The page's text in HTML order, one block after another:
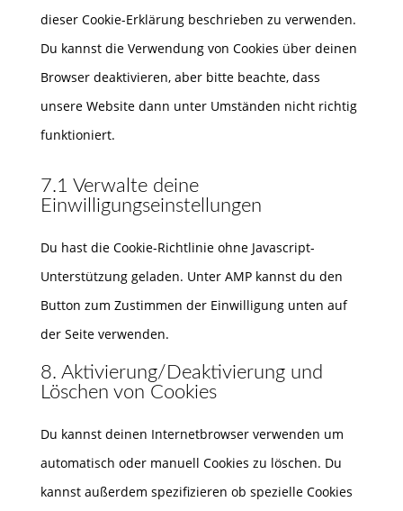
dieser Cookie-Erklärung beschrieben zu verwenden.
Du kannst die Verwendung von Cookies über deinen
Browser deaktivieren, aber bitte beachte, dass
unsere Website dann unter Umständen nicht richtig
funktioniert.
7.1 Verwalte deine
Einwilligungseinstellungen
Du hast die Cookie-Richtlinie ohne Javascript-
Unterstützung geladen. Unter AMP kannst du den
Button zum Zustimmen der Einwilligung unten auf
der Seite verwenden.
8. Aktivierung/Deaktivierung und
Löschen von Cookies
Du kannst deinen Internetbrowser verwenden um
automatisch oder manuell Cookies zu löschen. Du
kannst außerdem spezifizieren ob spezielle Cookies